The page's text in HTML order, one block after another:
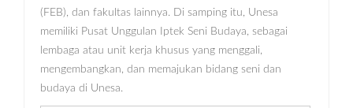
(FEB), dan fakultas lainnya. Di samping itu, Unesa
memiliki Pusat Unggulan Iptek Seni Budaya, sebagai
lembaga atau unit kerja khusus yang menggali,
mengembangkan, dan memajukan bidang seni dan
budaya di Unesa.